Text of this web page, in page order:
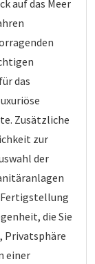
auf das Meer
das
Zusätzliche
zur
der
Fertigstellung
die Sie
Privatsphäre
einer